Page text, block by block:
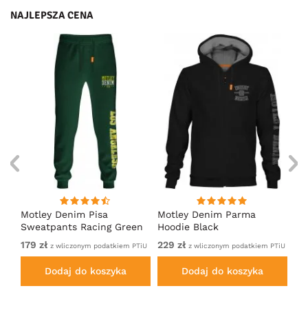
NAJLEPSZA CENA
Motley Denim Pisa
Sweatpants Racing Green
179 zł z wliczonym podatkiem PTiU
Dodaj do koszyka
Motley Denim Parma
Hoodie Black
229 zł z wliczonym podatkiem PTiU
Dodaj do koszyka